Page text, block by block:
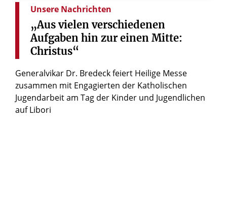
Unsere Nachrichten
„Aus vielen verschiedenen
Aufgaben hin zur einen Mitte:
Christus“
Generalvikar Dr. Bredeck feiert Heilige Messe
zusammen mit Engagierten der Katholischen
Jugendarbeit am Tag der Kinder und Jugendlichen
auf Libori